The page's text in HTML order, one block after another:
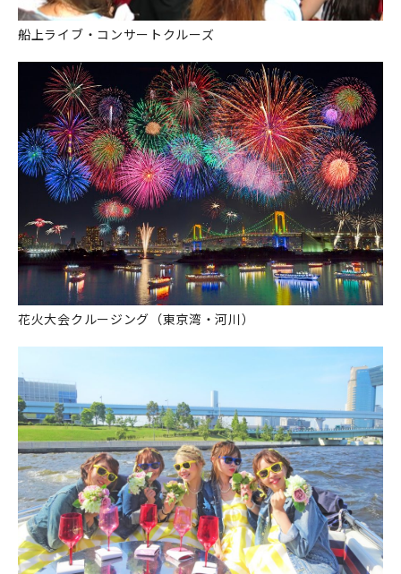
船上ライブ・コンサートクルーズ
花火大会クルージング（東京湾・河川）